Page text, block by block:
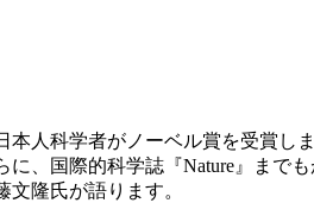
人科学者がノーベル賞を受賞し
、国際的科学誌『Nature』まで
隆氏が語ります。